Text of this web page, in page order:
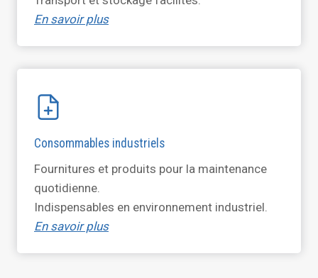
En savoir plus
Consommables industriels
Fournitures et produits pour la maintenance
quotidienne.
Indispensables en environnement industriel.
En savoir plus